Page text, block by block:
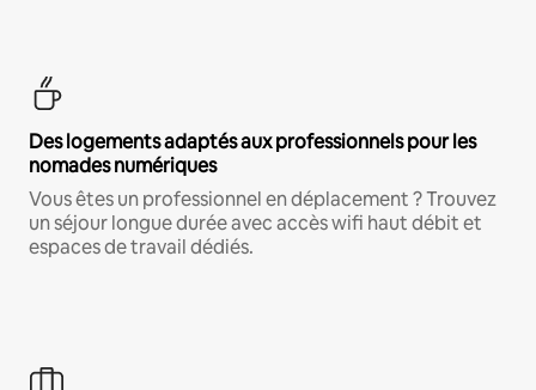
Des logements adaptés aux professionnels pour les
nomades numériques
Vous êtes un professionnel en déplacement ? Trouvez
un séjour longue durée avec accès wifi haut débit et
espaces de travail dédiés.